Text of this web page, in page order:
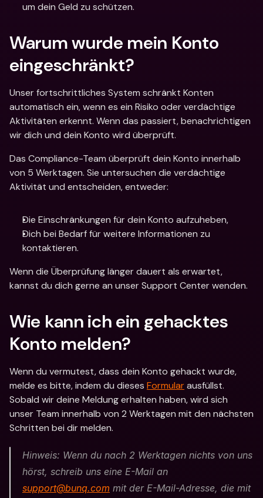
um dein Geld zu schützen.
Warum wurde mein Konto
eingeschränkt?
Unser fortschrittliches System schränkt Konten
automatisch ein, wenn es ein Risiko oder verdächtige
Aktivitäten erkennt. Wenn das passiert, benachrichtigen
wir dich und dein Konto wird überprüft.
Das Compliance-Team überprüft dein Konto innerhalb
von 5 Werktagen. Sie untersuchen die verdächtige
Aktivität und entscheiden, entweder:
Die Einschränkungen für dein Konto aufzuheben,
Dich bei Bedarf für weitere Informationen zu
kontaktieren.
Wenn die Überprüfung länger dauert als erwartet,
kannst du dich gerne an unser Support Center wenden.
Wie kann ich ein gehacktes
Konto melden?
Wenn du vermutest, dass dein Konto gehackt wurde,
melde es bitte, indem du dieses Formular ausfüllst.
Sobald wir deine Meldung erhalten haben, wird sich
unser Team innerhalb von 2 Werktagen mit den nächsten
Schritten bei dir melden.
Hinweis: Wenn du nach 2 Werktagen nichts von uns
support@bunq.com mit der E-Mail-Adresse, die mit